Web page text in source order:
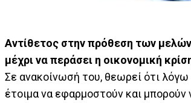
Αντίθετος στην πρόθεση των μελών
μέχρι να περάσει η οικονομική
Σε ανακοίνωσή του, θεωρεί ότι λόγω
έτοιμα να εφαρμοστούν και